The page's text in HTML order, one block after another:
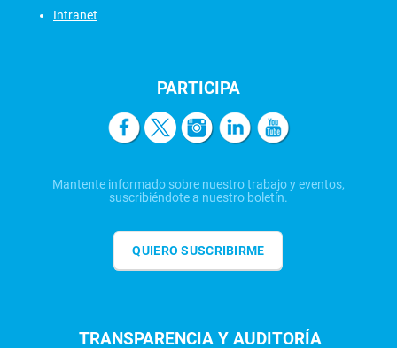
Intranet
PARTICIPA
Mantente informado sobre nuestro trabajo y eventos,
suscribiéndote a nuestro boletín.
QUIERO SUSCRIBIRME
TRANSPARENCIA Y AUDITORÍA